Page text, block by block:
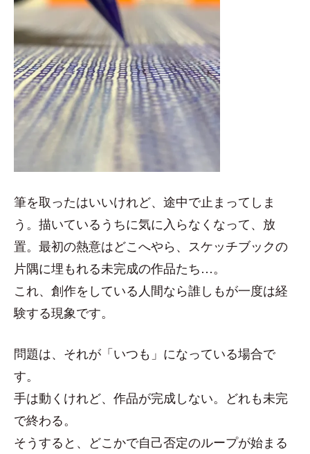
筆を取ったはいいけれど、途中で止まってしま
う。描いているうちに気に入らなくなって、放
置。最初の熱意はどこへやら、スケッチブックの
片隅に埋もれる未完成の作品たち…。
これ、創作をしている人間なら誰しもが一度は経
験する現象です。
問題は、それが「いつも」になっている場合で
す。
手は動くけれど、作品が完成しない。どれも未完
で終わる。
そうすると、どこかで自己否定のループが始まる